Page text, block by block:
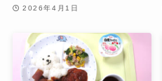
2026年4月1日